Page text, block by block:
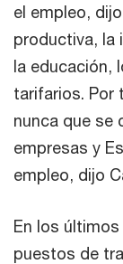
el empleo,
productiva, la
la educación,
tarifarios. Por
nunca que se
empresas y
empleo, dijo
En los
puestos de